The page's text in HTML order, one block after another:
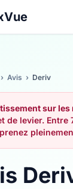
› Avis › Deriv
sur les
de levier.